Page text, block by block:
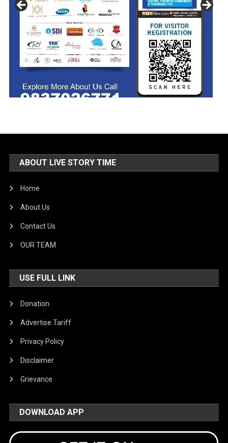
ABOUT LIVE STORY TIME
Home
About Us
Contact Us
OUR TEAM
USE FULL LINK
Donation
Advertise Tariff
Privacy Policy
Disclaimer
Grievance
DOWNLOAD APP